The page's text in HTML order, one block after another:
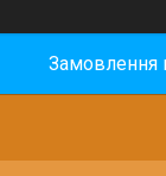
Замовлення